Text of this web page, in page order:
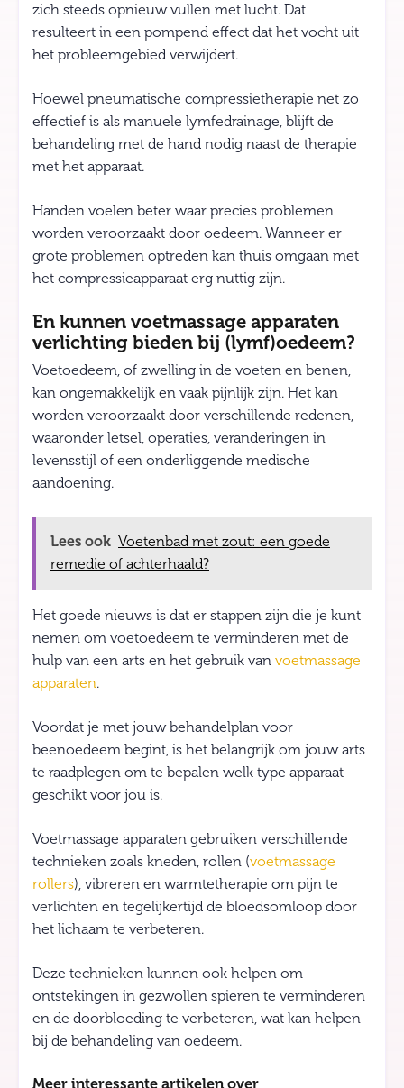
zich steeds opnieuw vullen met lucht. Dat
resulteert in een pompend effect dat het vocht uit
het probleemgebied verwijdert.
Hoewel pneumatische compressietherapie net zo
effectief is als manuele lymfedrainage, blijft de
behandeling met de hand nodig naast de therapie
met het apparaat.
Handen voelen beter waar precies problemen
worden veroorzaakt door oedeem. Wanneer er
grote problemen optreden kan thuis omgaan met
het compressieapparaat erg nuttig zijn.
En kunnen voetmassage apparaten
verlichting bieden bij (lymf)oedeem?
Voetoedeem, of zwelling in de voeten en benen,
kan ongemakkelijk en vaak pijnlijk zijn. Het kan
worden veroorzaakt door verschillende redenen,
waaronder letsel, operaties, veranderingen in
levensstijl of een onderliggende medische
aandoening.
Lees ook Voetenbad met zout: een goede
remedie of achterhaald?
Het goede nieuws is dat er stappen zijn die je kunt
nemen om voetoedeem te verminderen met de
hulp van een arts en het gebruik van voetmassage
apparaten.
Voordat je met jouw behandelplan voor
beenoedeem begint, is het belangrijk om jouw arts
te raadplegen om te bepalen welk type apparaat
geschikt voor jou is.
Voetmassage apparaten gebruiken verschillende
technieken zoals kneden, rollen (voetmassage
rollers), vibreren en warmtetherapie om pijn te
verlichten en tegelijkertijd de bloedsomloop door
het lichaam te verbeteren.
Deze technieken kunnen ook helpen om
ontstekingen in gezwollen spieren te verminderen
en de doorbloeding te verbeteren, wat kan helpen
bij de behandeling van oedeem.
Meer interessante artikelen over